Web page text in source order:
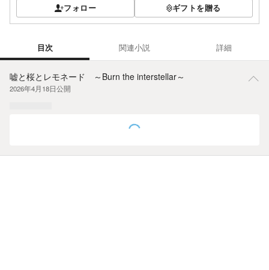
フォロー ギフトを贈る
目次 関連小説 詳細
嘘と桜とレモネード ～Burn the interstellar～
2026年4月18日公開